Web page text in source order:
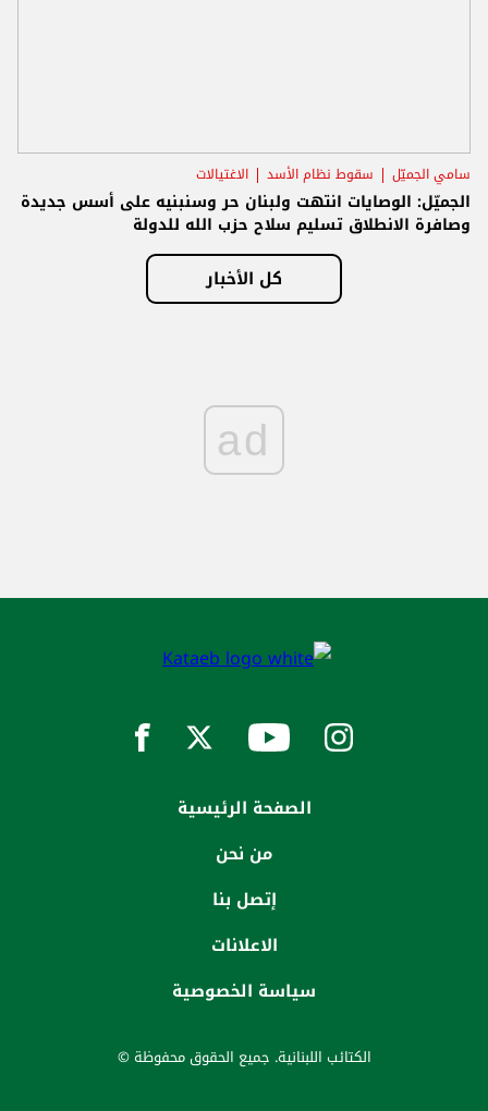
سامي الجميّل سقوط نظام الأسد الاغتيالات
الجميّل: الوصايات انتهت ولبنان حر وسنبنيه على أسس جديدة
وصافرة الانطلاق تسليم سلاح حزب الله للدولة
كل الأخبار
ad
الصفحة الرئيسية
من نحن
إتصل بنا
الاعلانات
سياسة الخصوصية
الكتائب اللبنانية. جميع الحقوق محفوظة ©